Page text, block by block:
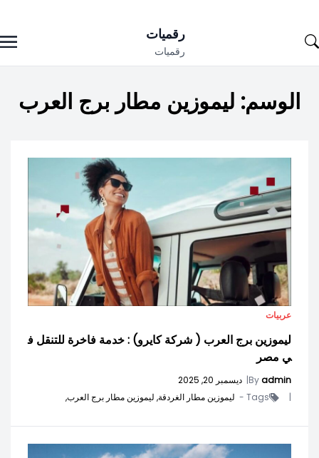
to
رقميات
رقميات
الوسم: ليموزين مطار برج العرب
عربيات
ليموزين برج العرب ( شركة كايرو) : خدمة فاخرة للتنقل ف
ي مصر
Byadmin
| ديسمبر 20, 2025
|
Tags - ليموزين مطار الغردقة, ليموزين مطار برج العرب,